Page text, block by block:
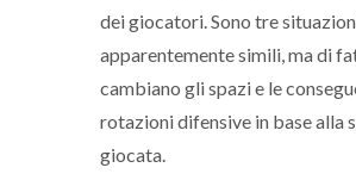
dei giocatori. Sono tre
apparentemente simili, ma di
cambiano gli spazi e le
rotazioni difensive in base alla
giocata.